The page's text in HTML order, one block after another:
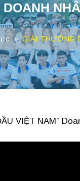
» GIẢI THƯỞNG
VIỆT NAM”